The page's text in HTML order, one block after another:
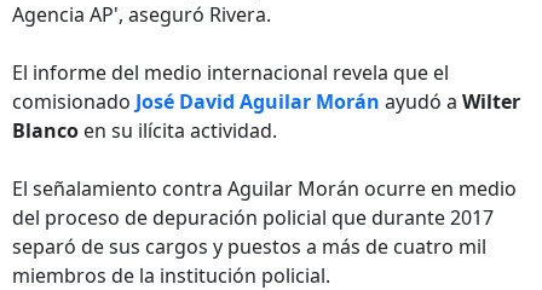
Agencia AP', aseguró Rivera.
El informe del medio internacional revela que el
comisionado José David Aguilar Morán ayudó a Wilter
Blanco en su ilícita actividad.
El señalamiento contra Aguilar Morán ocurre en medio
del proceso de depuración policial que durante 2017
separó de sus cargos y puestos a más de cuatro mil
miembros de la institución policial.